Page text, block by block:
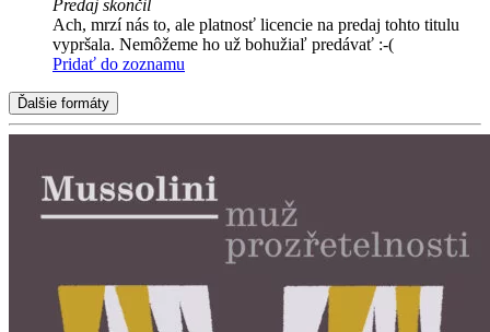
Predaj skončil
Ach, mrzí nás to, ale platnosť licencie na predaj tohto titulu
vypršala. Nemôžeme ho už bohužiaľ predávať :-(
Pridať do zoznamu
Ďalšie formáty